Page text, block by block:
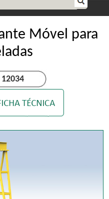
Móvel para